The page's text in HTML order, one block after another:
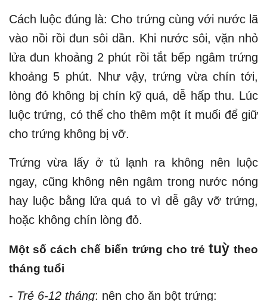
Cách luộc đúng là: Cho trứng cùng với nước lã
vào nồi rồi đun sôi dần. Khi nước sôi, vặn nhỏ
lửa đun khoảng 2 phút rồi tắt bếp ngâm trứng
khoảng 5 phút. Như vậy, trứng vừa chín tới,
lòng đỏ không bị chín kỹ quá, dễ hấp thu. Lúc
luộc trứng, có thể cho thêm một ít muối để giữ
cho trứng không bị vỡ.
Trứng vừa lấy ở tủ lạnh ra không nên luộc
ngay, cũng không nên ngâm trong nước nóng
hay luộc bằng lửa quá to vì dễ gây vỡ trứng,
hoặc không chín lòng đỏ.
Một số cách chế biến trứng cho trẻ tuỳtheo
tháng tuổi
- Trẻ 6-12 tháng: nên cho ăn bột trứng: